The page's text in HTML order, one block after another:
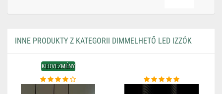
INNE PRODUKTY Z KATEGORII DIMMELHETŐ LED IZZÓK
KEDVEZMÉNY